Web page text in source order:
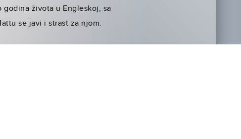
godina života u Engleskoj, sa
se javi i strast za njom.